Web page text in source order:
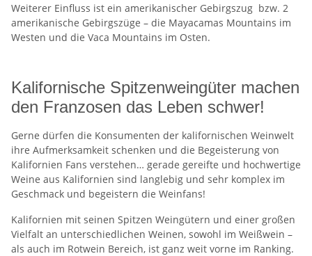
Weiterer Einfluss ist ein amerikanischer Gebirgszug bzw. 2
amerikanische Gebirgszüge – die Mayacamas Mountains im
Westen und die Vaca Mountains im Osten.
Kalifornische Spitzenweingüter machen
den Franzosen das Leben schwer!
Gerne dürfen die Konsumenten der kalifornischen Weinwelt
ihre Aufmerksamkeit schenken und die Begeisterung von
Kalifornien Fans verstehen… gerade gereifte und hochwertige
Weine aus Kalifornien sind langlebig und sehr komplex im
Geschmack und begeistern die Weinfans!
Kalifornien mit seinen Spitzen Weingütern und einer großen
Vielfalt an unterschiedlichen Weinen, sowohl im Weißwein –
als auch im Rotwein Bereich, ist ganz weit vorne im Ranking.